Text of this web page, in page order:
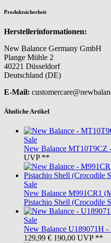
Produktsicherheit
Herstellerinformationen:
New Balance Germany GmbH
Plange Mühle 2
40221 Düsseldorf
Deutschland (DE)
E-Mail:
Ähnliche Artikel
Sale
New Balance MT10T9CZ
UVP **
Sale
New Balance M991CR1
Pistachio Shell (Crocodile
Sale
New Balance U189071H -
129,99 € 190,00 UVP **